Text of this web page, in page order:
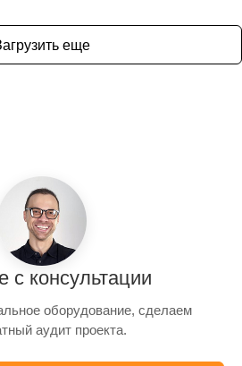
еще
с консультации
оборудование, сделаем
аудит проекта.